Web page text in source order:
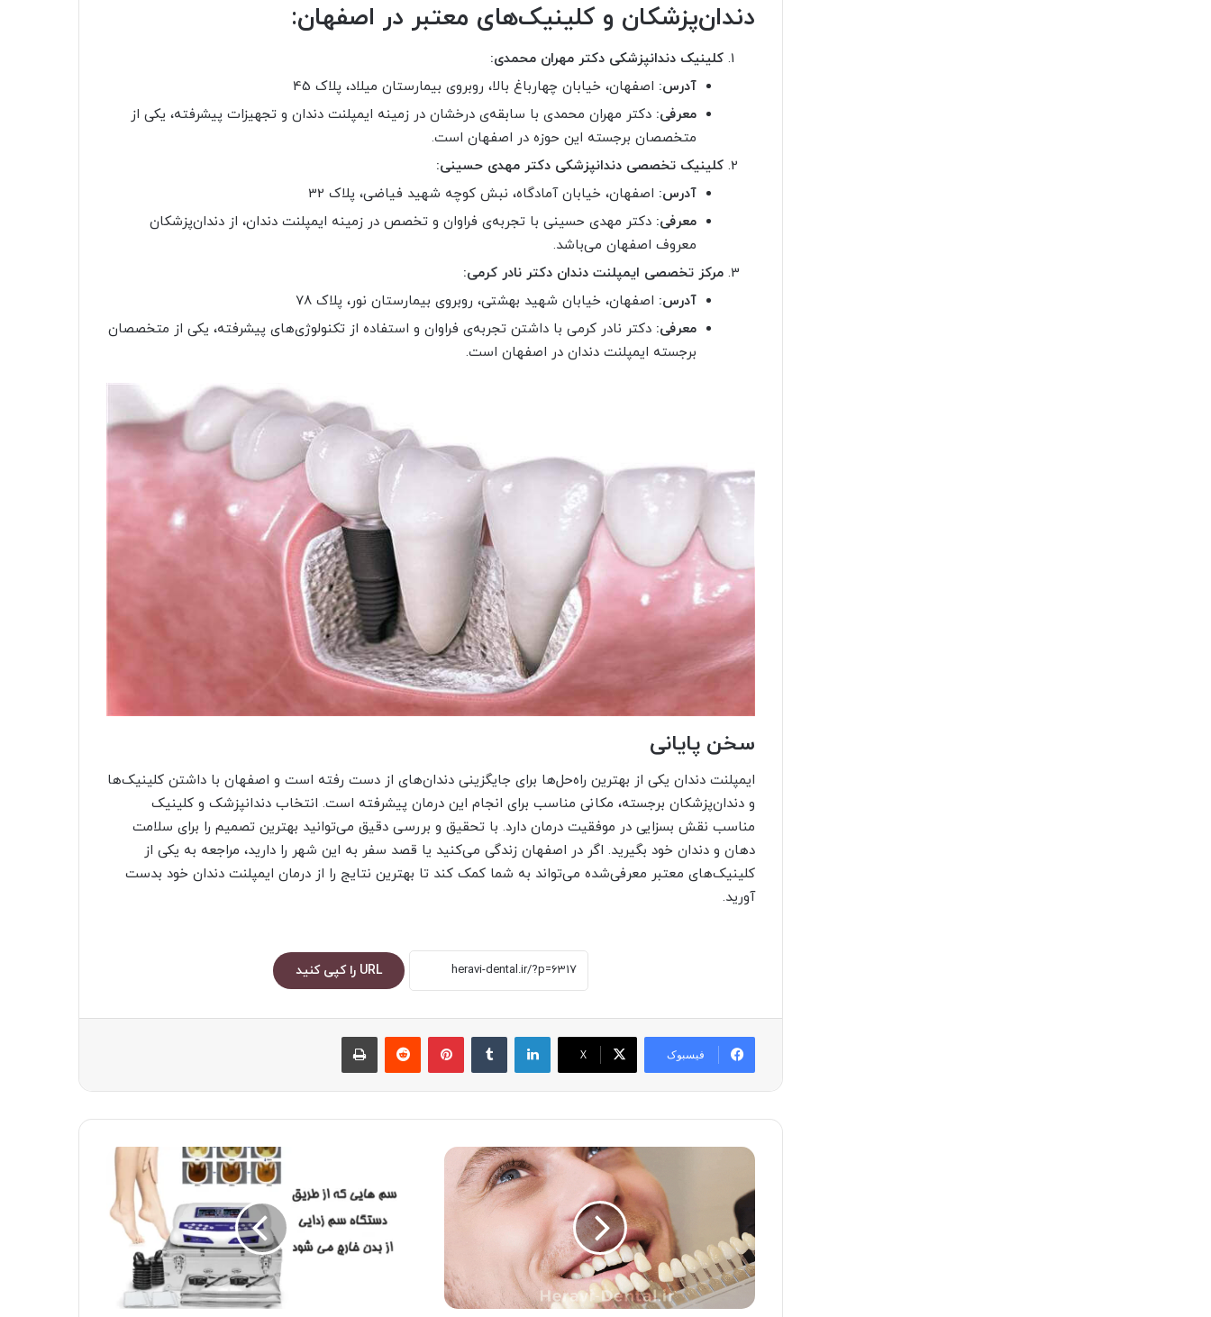
دندان‌پزشکان و کلینیک‌های معتبر در اصفهان:
کلینیک دندانپزشکی دکتر مهران محمدی:
آدرس: اصفهان، خیابان چهارباغ بالا، روبروی بیمارستان میلاد، پلاک 45
معرفی: دکتر مهران محمدی با سابقه‌ی درخشان در زمینه ایمپلنت دندان و تجهیزات پیشرفته، یکی از
متخصصان برجسته این حوزه در اصفهان است.
کلینیک تخصصی دندانپزشکی دکتر مهدی حسینی:
آدرس: اصفهان، خیابان آمادگاه، نبش کوچه شهید فیاضی، پلاک 32
معرفی: دکتر مهدی حسینی با تجربه‌ی فراوان و تخصص در زمینه ایمپلنت دندان، از دندان‌پزشکان
معروف اصفهان می‌باشد.
مرکز تخصصی ایمپلنت دندان دکتر نادر کرمی:
آدرس: اصفهان، خیابان شهید بهشتی، روبروی بیمارستان نور، پلاک 78
معرفی: دکتر نادر کرمی با داشتن تجربه‌ی فراوان و استفاده از تکنولوژی‌های پیشرفته، یکی از متخصصان
برجسته ایمپلنت دندان در اصفهان است.
سخن پایانی
ایمپلنت دندان یکی از بهترین راه‌حل‌ها برای جایگزینی دندان‌های از دست رفته است و اصفهان با داشتن کلینیک‌ها
و دندان‌پزشکان برجسته، مکانی مناسب برای انجام این درمان پیشرفته است. انتخاب دندانپزشک و کلینیک
مناسب نقش بسزایی در موفقیت درمان دارد. با تحقیق و بررسی دقیق می‌توانید بهترین تصمیم را برای سلامت
دهان و دندان خود بگیرید. اگر در اصفهان زندگی می‌کنید یا قصد سفر به این شهر را دارید، مراجعه به یکی از
کلینیک‌های معتبر معرفی‌شده می‌تواند به شما کمک کند تا بهترین نتایج را از درمان ایمپلنت دندان خود بدست
آورید.
URL را کپی کنید
فیسبوک X
لینکدین ‫تامبلر پینترست‫رددیت چاپ
لمینت
چیست؟
مراحل